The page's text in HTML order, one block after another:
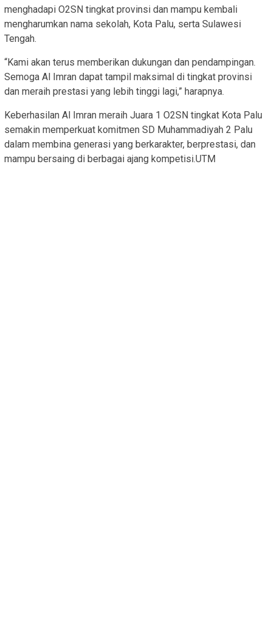
menghadapi O2SN tingkat provinsi dan mampu kembali
mengharumkan nama sekolah, Kota Palu, serta Sulawesi
Tengah.
“Kami akan terus memberikan dukungan dan pendampingan.
Semoga Al Imran dapat tampil maksimal di tingkat provinsi
dan meraih prestasi yang lebih tinggi lagi,” harapnya.
Keberhasilan Al Imran meraih Juara 1 O2SN tingkat Kota Palu
semakin memperkuat komitmen SD Muhammadiyah 2 Palu
dalam membina generasi yang berkarakter, berprestasi, dan
mampu bersaing di berbagai ajang kompetisi.UTM